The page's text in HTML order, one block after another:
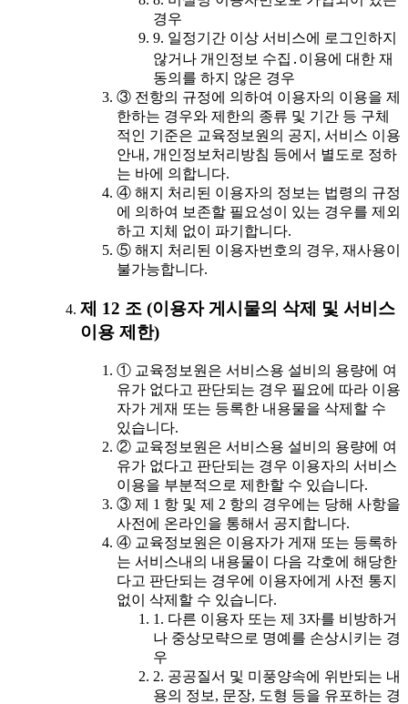
경우
9. 일정기간 이상 서비스에 로그인하지
않거나 개인정보 수집․이용에 대한 재
동의를 하지 않은 경우
③ 전항의 규정에 의하여 이용자의 이용을 제
한하는 경우와 제한의 종류 및 기간 등 구체
적인 기준은 교육정보원의 공지, 서비스 이용
안내, 개인정보처리방침 등에서 별도로 정하
는 바에 의합니다.
④ 해지 처리된 이용자의 정보는 법령의 규정
에 의하여 보존할 필요성이 있는 경우를 제외
하고 지체 없이 파기합니다.
⑤ 해지 처리된 이용자번호의 경우, 재사용이
불가능합니다.
제 12 조 (이용자 게시물의 삭제 및 서비스
이용 제한)
① 교육정보원은 서비스용 설비의 용량에 여
유가 없다고 판단되는 경우 필요에 따라 이용
자가 게재 또는 등록한 내용물을 삭제할 수
있습니다.
② 교육정보원은 서비스용 설비의 용량에 여
유가 없다고 판단되는 경우 이용자의 서비스
이용을 부분적으로 제한할 수 있습니다.
③ 제 1 항 및 제 2 항의 경우에는 당해 사항을
사전에 온라인을 통해서 공지합니다.
④ 교육정보원은 이용자가 게재 또는 등록하
는 서비스내의 내용물이 다음 각호에 해당한
다고 판단되는 경우에 이용자에게 사전 통지
없이 삭제할 수 있습니다.
1. 다른 이용자 또는 제 3자를 비방하거
나 중상모략으로 명예를 손상시키는 경
우
2. 공공질서 및 미풍양속에 위반되는 내
용의 정보, 문장, 도형 등을 유포하는 경